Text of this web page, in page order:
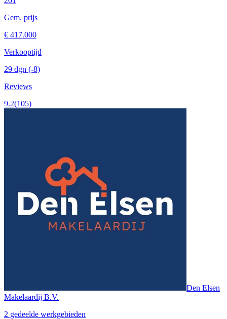
Gem. prijs
€ 417.000
Verkooptijd
29 dgn (-8)
Reviews
9.2(105)
Den Elsen
Makelaardij B.V.
2 gedeelde werkgebieden